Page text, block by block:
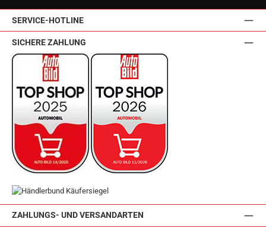
SERVICE-HOTLINE
ZAHLUNGS- UND VERSANDARTEN
SICHERE ZAHLUNG